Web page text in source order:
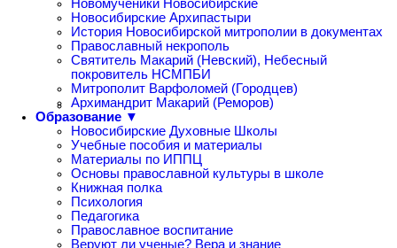
Новомученики Новосибирские
Новосибирские Архипастыри
История Новосибирской митрополии в документах
Православный некрополь
Святитель Макарий (Невский), Небесный
покровитель НСМПБИ
Митрополит Варфоломей (Городцев)
Архимандрит Макарий (Реморов)
Образование ▼
Новосибирские Духовные Школы
Учебные пособия и материалы
Материалы по ИППЦ
Основы православной культуры в школе
Книжная полка
Психология
Педагогика
Православное воспитание
Веруют ли ученые? Вера и знание